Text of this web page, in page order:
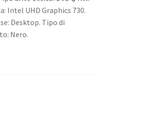
Intel UHD Graphics 730.
Desktop. Tipo di
Nero.